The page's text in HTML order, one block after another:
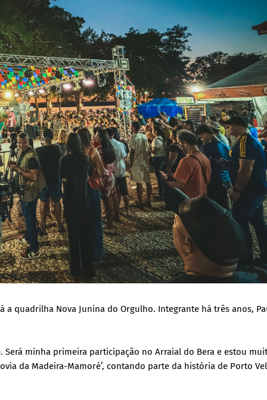
a quadrilha Nova Junina do Orgulho. Integrante há três anos,
Será minha primeira participação no Arraial do Bera e estou
da Madeira-Mamoré’, contando parte da história de Porto